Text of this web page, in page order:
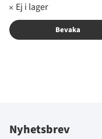
Bevaka
Nyhetsbrev